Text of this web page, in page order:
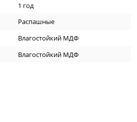
1 год
Распашные
Влагостойкий МДФ
Влагостойкий МДФ